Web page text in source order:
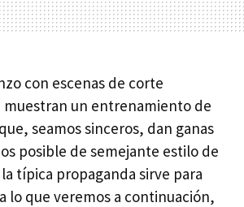
con escenas de corte
un entrenamiento de
seamos sinceros, dan ganas
posible de semejante estilo de
típica propaganda sirve para
lo que veremos a continuación,